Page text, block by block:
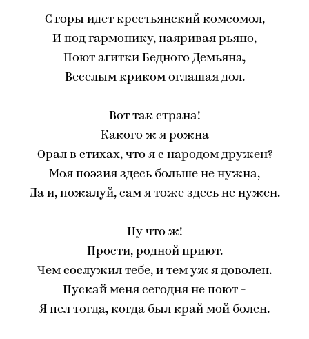
С горы идет крестьянский комсомол,
И под гармонику, наяривая рьяно,
Поют агитки Бедного Демьяна,
Веселым криком оглашая дол.
Вот так страна!
Какого ж я рожна
Орал в стихах, что я с народом дружен?
Моя поэзия здесь больше не нужна,
Да и, пожалуй, сам я тоже здесь не нужен.
Ну что ж!
Прости, родной приют.
Чем сослужил тебе, и тем уж я доволен.
Пускай меня сегодня не поют -
Я пел тогда, когда был край мой болен.